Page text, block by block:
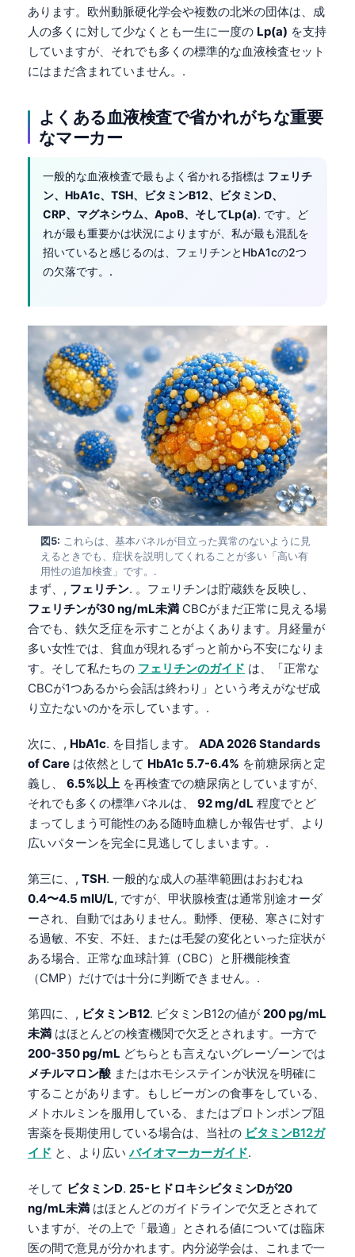
あります。欧州動脈硬化学会や複数の北米の団体は、成
人の多くに対して少なくとも一生に一度の Lp(a) を支持
していますが、それでも多くの標準的な血液検査セット
にはまだ含まれていません。.
よくある血液検査で省かれがちな重要
なマーカー
一般的な血液検査で最もよく省かれる指標は フェリチ
ン、HbA1c、TSH、ビタミンB12、ビタミンD、
CRP、マグネシウム、ApoB、そしてLp(a). です。ど
れが最も重要かは状況によりますが、私が最も混乱を
招いていると感じるのは、フェリチンとHbA1cの2つ
の欠落です。.
図5: これらは、基本パネルが目立った異常のないように見
えるときでも、症状を説明してくれることが多い「高い有
用性の追加検査」です。.
まず、, フェリチン. 。フェリチンは貯蔵鉄を反映し、
フェリチンが30 ng/mL未満 CBCがまだ正常に見える場
合でも、鉄欠乏症を示すことがよくあります。月経量が
多い女性では、貧血が現れるずっと前から不安になりま
す。そして私たちの フェリチンのガイド は、「正常な
CBCが1つあるから会話は終わり」という考えがなぜ成
り立たないのかを示しています。.
次に、, HbA1c. を目指します。 ADA 2026 Standards
of Care は依然として HbA1c 5.7-6.4% を前糖尿病と定
義し、 6.5%以上 を再検査での糖尿病としていますが、
それでも多くの標準パネルは、 92 mg/dL 程度でとど
まってしまう可能性のある随時血糖しか報告せず、より
広いパターンを完全に見逃してしまいます。.
第三に、, TSH. 一般的な成人の基準範囲はおおむね
0.4〜4.5 mIU/L, ですが、甲状腺検査は通常別途オーダ
ーされ、自動ではありません。動悸、便秘、寒さに対す
る過敏、不安、不妊、または毛髪の変化といった症状が
ある場合、正常な血球計算（CBC）と肝機能検査
（CMP）だけでは十分に判断できません。.
第四に、, ビタミンB12. ビタミンB12の値が 200 pg/mL
未満 はほとんどの検査機関で欠乏とされます。一方で
200-350 pg/mL どちらとも言えないグレーゾーンでは
メチルマロン酸 またはホモシステインが状況を明確に
することがあります。もしビーガンの食事をしている、
メトホルミンを服用している、またはプロトンポンプ阻
害薬を長期使用している場合は、当社の ビタミンB12ガ
イド と、より広いバイオマーカーガイド.
そして ビタミンD. 25-ヒドロキシビタミンDが20
ng/mL未満 はほとんどのガイドラインで欠乏とされて
いますが、その上で「最適」とされる値については臨床
医の間で意見が分かれます。内分泌学会は、これまで一